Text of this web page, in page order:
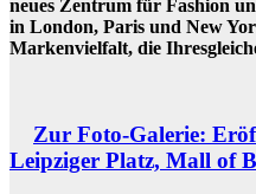
neues Zentrum für Fashion
in London, Paris und New
Markenvielfalt, die
Zur Foto-Galerie:
Leipziger Platz, Mall of